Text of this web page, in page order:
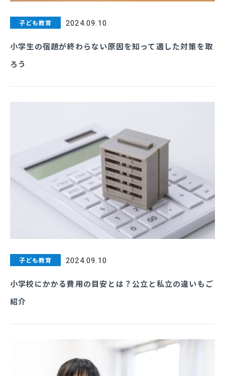
子ども教育 2024.09.10
小学生の宿題が終わらない原因を知って適した対策を取
ろう
子ども教育 2024.09.10
小学校にかかる費用の目安とは？公立と私立の違いもご
紹介